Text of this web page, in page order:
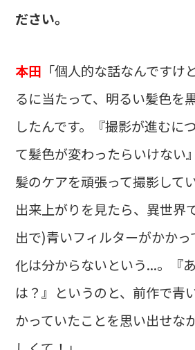
ださい。
本田 「個人的な話なんですけ
るに当たって、明るい髪色を
したんです。『撮影が進むに
て髪色が変わったらいけない
髪のケアを頑張って撮影して
出来上がりを見たら、異世界
出で)青いフィルターがかか
化は分からないという...。『
は？』というのと、前作で青
かっていたことを思い出せな